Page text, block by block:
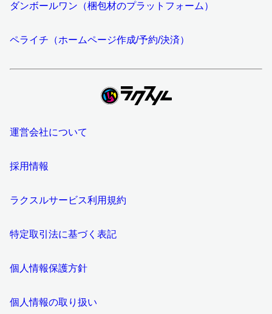
ダンボールワン（梱包材のプラットフォーム）
ペライチ（ホームページ作成/予約/決済）
運営会社について
採用情報
ラクスルサービス利用規約
特定取引法に基づく表記
個人情報保護方針
個人情報の取り扱い